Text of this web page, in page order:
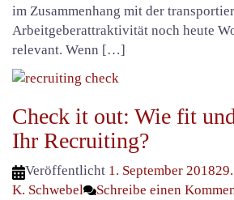
im Zusammenhang mit der
Arbeitgeberattraktivität noch heute
relevant. Wenn […]
Check it out: Wie fit
Ihr Recruiting?
Veröffentlicht 1. September 2018
K. Schwebel
Schreibe einen